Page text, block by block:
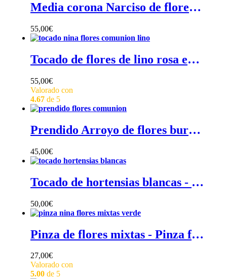
Media corona Narciso de flores de tela - Media corona de flores de tela blancas y rosas para pelo de niña de ceremonia
55,00€
Tocado de flores de lino rosa empolvado - Tocado de flores en lino de color y tul blanco
55,00€
Valorado con
4.67de 5
Prendido Arroyo de flores burdeos - Prendido de flores de color burdeos
45,00€
Tocado de hortensias blancas - Tocado de flores preservadas de hortensias de color blanco roto
50,00€
Pinza de flores mixtas - Pinza flor mixta de flores de tela y preservadas
27,00€
Valorado con
5.00de 5